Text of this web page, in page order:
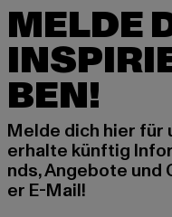
MELDE
BEN!
Melde dich hier für
erhalte künftig
nds, Angebote und
er E-Mail!